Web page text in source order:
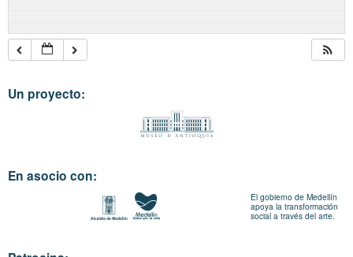
Un proyecto:
En asocio con:
El gobierno de Medellín
apoya la transformación
social a través del arte.